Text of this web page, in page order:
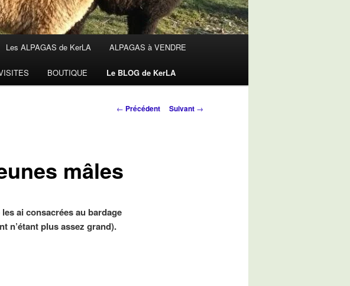
Les ALPAGAS de KerLA ALPAGAS à VENDRE
BOUTIQUE Le BLOG de KerLA
Navigation
← Précédent Suivant →
mâles
ai consacrées au bardage
n’étant plus assez grand).